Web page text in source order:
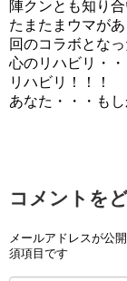
陣クンとも知り合
たまたまウマが
回のコラボとなっ
心のリハビリ・・
リハビリ！！！
あなた・・・も
コメントを
メールアドレスが公
須項目です